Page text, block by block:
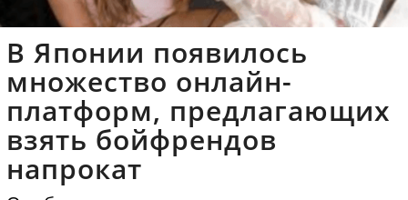
В Японии появилось
множество онлайн-
платформ, предлагающих
взять бойфрендов
напрокат